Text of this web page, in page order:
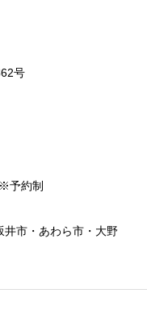
号
予約制
井市・あわら市・大野